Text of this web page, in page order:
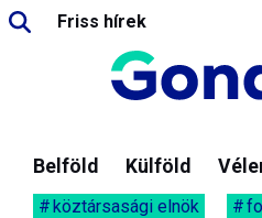
Friss hírek
Belföld Külföld
köztársasági elnök